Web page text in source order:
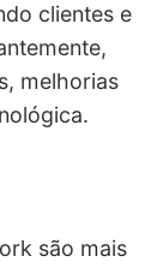
clientes e
melhorias
são mais